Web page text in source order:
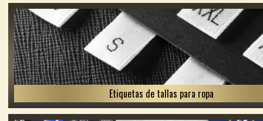
Etiquetas de tallas para ropa